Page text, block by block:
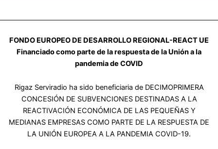
FONDO EUROPEO DE DESARROLLO REGIONAL-REACT UE
Financiado como parte de la respuesta de la Unión a la
pandemia de COVID
Rigaz Serviradio ha sido beneficiaria de DECIMOPRIMERA
CONCESIÓN DE SUBVENCIONES DESTINADAS A LA
REACTIVACIÓN ECONÓMICA DE LAS PEQUEÑAS Y
MEDIANAS EMPRESAS COMO PARTE DE LA RESPUESTA DE
LA UNIÓN EUROPEA A LA PANDEMIA COVID-19.